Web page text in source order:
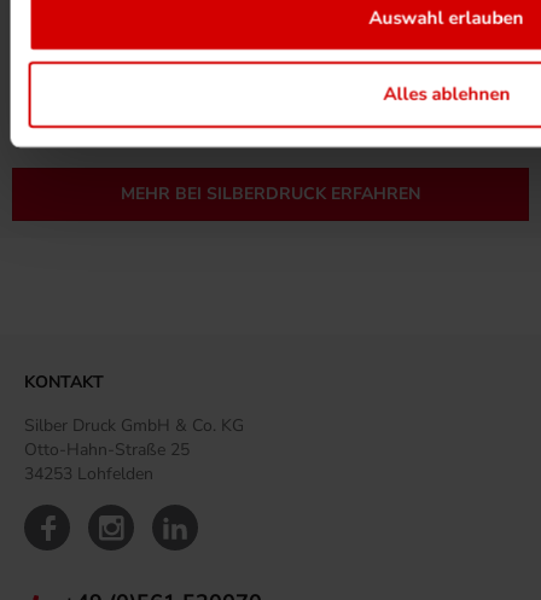
Auswahl erlauben
Alles ablehnen
UMWELTPROJEKTE ANSEHEN
MEHR BEI SILBERDRUCK ERFAHREN
KONTAKT
Silber Druck GmbH & Co. KG
Otto-Hahn-Straße 25
34253 Lohfelden